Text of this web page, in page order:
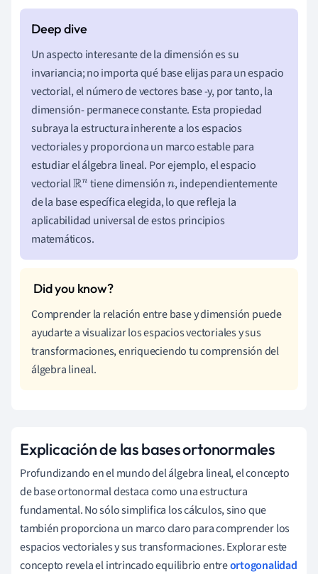
Un aspecto interesante de la dimensión es su
invariancia; no importa qué base elijas para un espacio
vectorial, el número de vectores base -y, por tanto, la
dimensión- permanece constante. Esta propiedad
subraya la estructura inherente a los espacios
vectoriales y proporciona un marco estable para
estudiar el álgebra lineal. Por ejemplo, el espacio
vectorialRn tiene dimensiónn, independientemente
de la base específica elegida, lo que refleja la
aplicabilidad universal de estos principios
matemáticos.
Comprender la relación entre base y dimensión puede
ayudarte a visualizar los espacios vectoriales y sus
transformaciones, enriqueciendo tu comprensión del
álgebra lineal.
Explicación de las bases ortonormales
Profundizando en el mundo del álgebra lineal, el concepto
de base ortonormal destaca como una estructura
fundamental. No sólo simplifica los cálculos, sino que
también proporciona un marco claro para comprender los
espacios vectoriales y sus transformaciones. Explorar este
concepto revela el intrincado equilibrio entreortogonalidad